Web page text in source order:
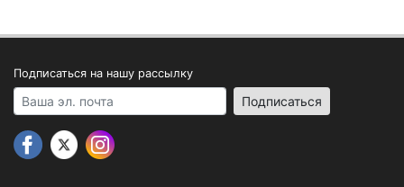
Подписаться на нашу рассылку
Your email address Подписаться